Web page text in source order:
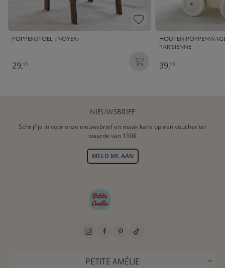
POPPENSTOEL «NOYER»
29,95
HOUTEN
PARISIENNE
39,95
NIEUWSBRIEF
Schrijf je in voor onze nieuwsbrief en maak kans op een voucher ter
waarde van 150€
MELD ME AAN
PETITE AMÉLIE